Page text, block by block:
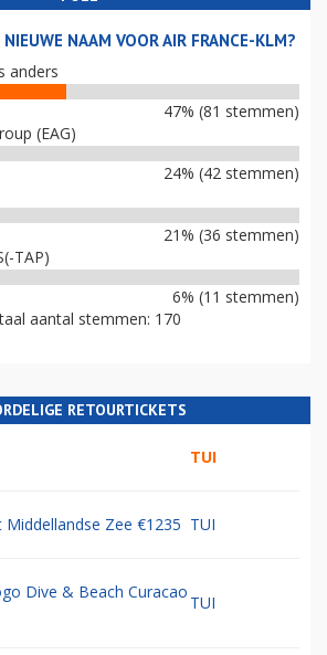
NAAM VOOR AIR FRANCE-KLM?
anders
47% (81 stemmen)
(EAG)
24% (42 stemmen)
21% (36 stemmen)
TAP)
6% (11 stemmen)
aantal stemmen: 170
RETOURTICKETS
TUI
Middellandse Zee €1235 TUI
Dive & Beach Curacao
TUI